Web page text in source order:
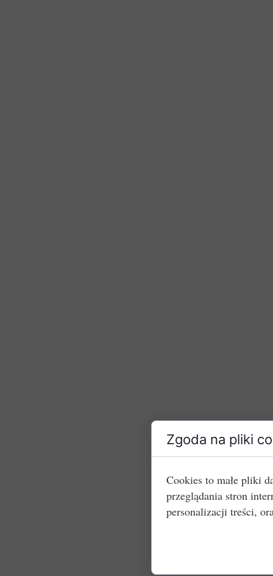
Zgoda na pliki
Cookies to małe pliki
przeglądania stron
personalizacji treści,